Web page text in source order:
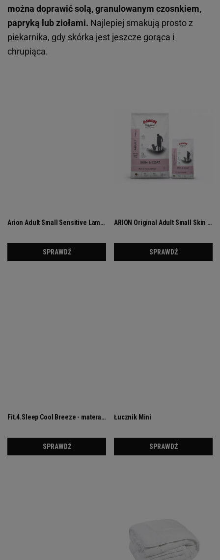
można doprawić solą, granulowanym czosnkiem,
papryką lub ziołami. Najlepiej smakują prosto z
piekarnika, gdy skórka jest jeszcze gorąca i
chrupiąca.